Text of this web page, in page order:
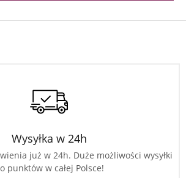
Wysyłka w 24h
już w 24h. Duże możliwości wysyłki
punktów w całej Polsce!